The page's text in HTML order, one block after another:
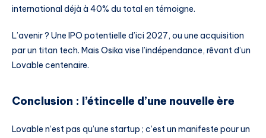
international déjà à 40% du total en témoigne.
L’avenir ? Une IPO potentielle d’ici 2027, ou une acquisition
par un titan tech. Mais Osika vise l’indépendance, rêvant d’un
Lovable centenaire.
Conclusion : l’étincelle d’une nouvelle ère
Lovable n’est pas qu’une startup ; c’est un manifeste pour un